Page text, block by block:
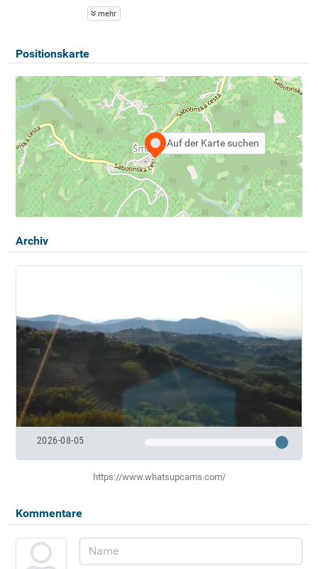
mehr
Positionskarte
Auf der Karte suchen
Archiv
2026-08-05
https://www.whatsupcams.com/
Kommentare